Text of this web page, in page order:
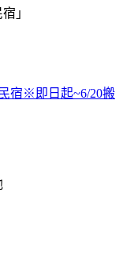
」
宿※即日起~6/20搬